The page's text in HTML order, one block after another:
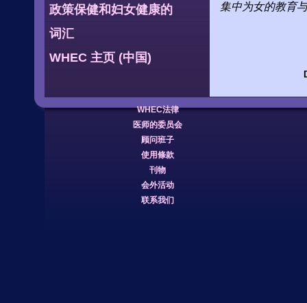
政策保健和妇女健康的
词汇
WHEC 主页 (中国)
集中为女的教育
WHEC法律
医师的委员会
顾问班子
使用條款
刊物
会外活动
联系我们